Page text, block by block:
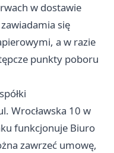
w dostawie
się
a w razie
punkty poboru
Wrocławska 10 w
funkcjonuje Biuro
zawrzeć umowę,